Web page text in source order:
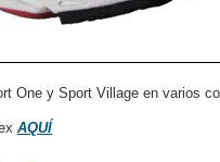
One y Sport Village en varios
AQUÍ